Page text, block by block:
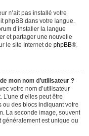
n’ait pas installé votre
phpBB dans votre langue.
d’installer la langue
et partager une nouvelle
le site Internet de phpBB®.
mon nom d’utilisateur ?
votre nom d’utilisateur
d’elles peut être
ou des blocs indiquant votre
La seconde image, souvent
généralement est unique ou